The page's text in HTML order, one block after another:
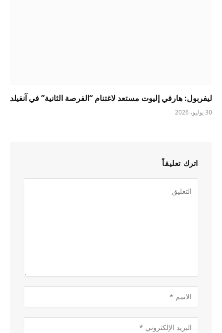
ليفربول: هارفي إليوت مستعد لاغتنام “الفرصة الثانية” في آنفيلد
30 يوليو، 2026
اترك تعليقاً